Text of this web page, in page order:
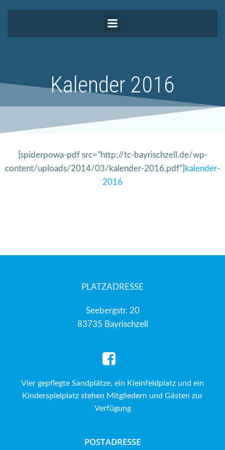
Inhalt
Kalender 2016
[spiderpowa-pdf src=”http://tc-bayrischzell.de/wp-
content/uploads/2014/03/kalender-2016.pdf”] kalender-
2016
PLATZADRESSE
Seebergstr. 20
83735 Bayrischzell
Vier gepflegte Sandplätze, ein Kleinfeldplatz und ein
Kinderspielplatz stehen Mitgliedern und Gästen zur
Verfügung
POSTADRESSE